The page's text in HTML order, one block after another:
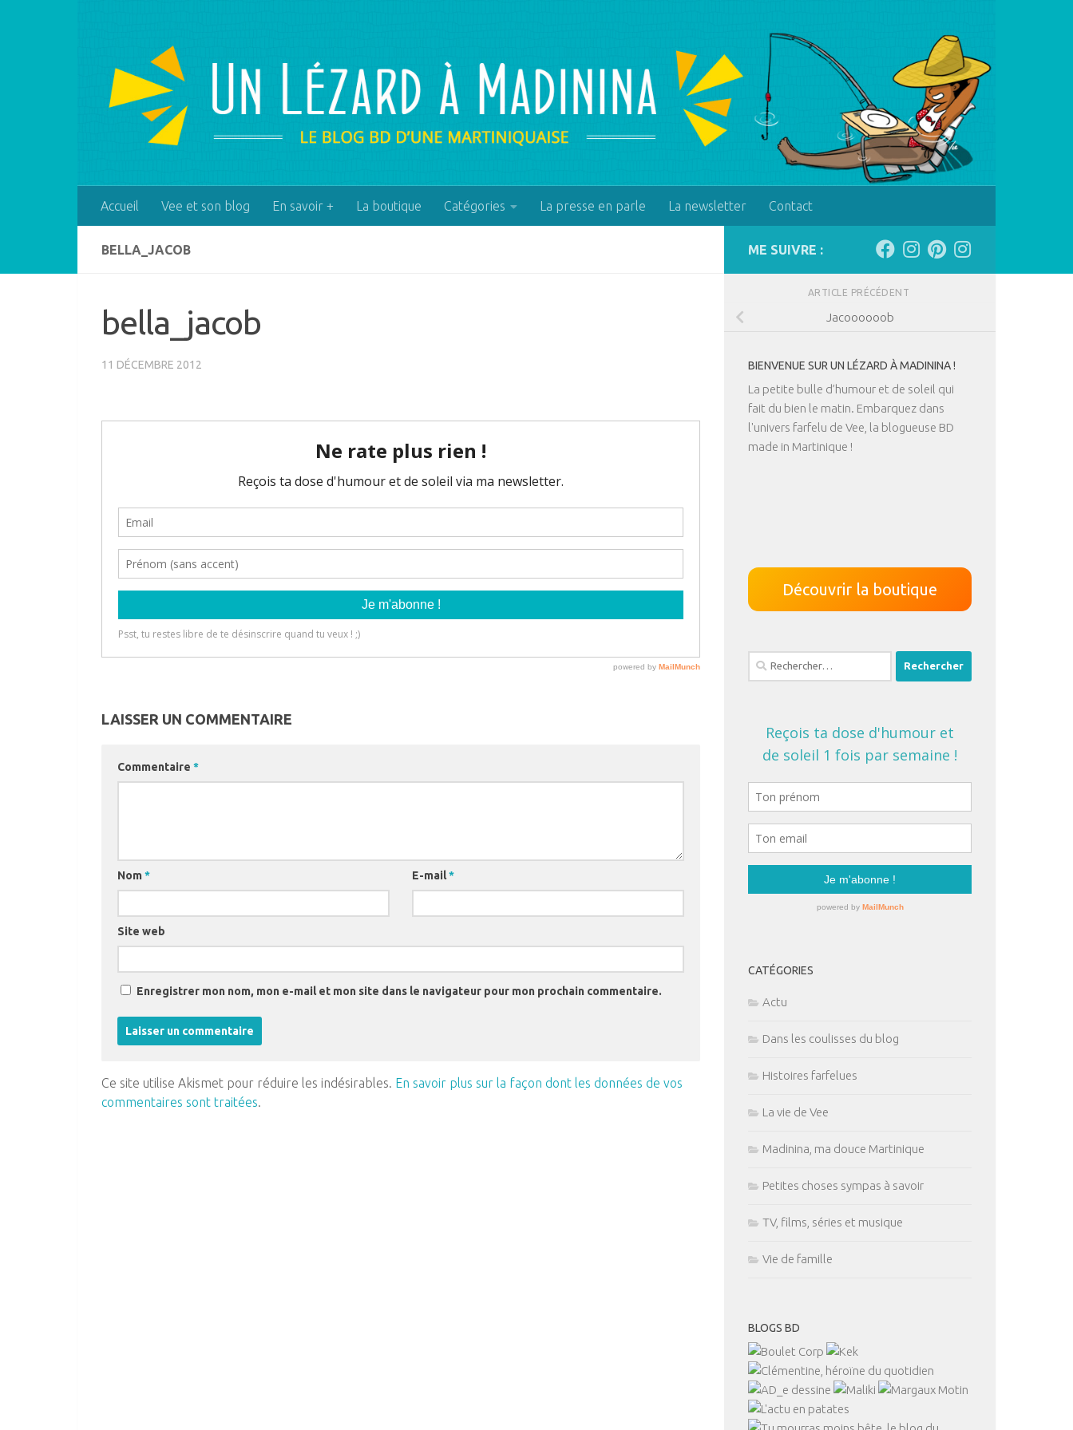
Accueil Vee et son blog En savoir + La boutique Catégories La presse en parle La newsletter Contact
BELLA_JACOB
bella_jacob
11 DÉCEMBRE 2012
LAISSER UN COMMENTAIRE
Commentaire *
Nom * E-mail*
Site web
Enregistrer mon nom, mon e-mail et mon site dans le navigateur pour mon prochain commentaire.
Ce site utilise Akismet pour réduire les indésirables. En savoir plus sur la façon dont les données de vos
commentaires sont traitées.
ME SUIVRE :
ARTICLE PRÉCÉDENT
Jacoooooob
BIENVENUE SUR UN LÉZARD À MADININA !
La petite bulle d’humour et de soleil qui
fait du bien le matin. Embarquez dans
l'univers farfelu de Vee, la blogueuse BD
made in Martinique !
Découvrir la boutique
Rechercher :
CATÉGORIES
Actu
Dans les coulisses du blog
Histoires farfelues
La vie de Vee
Madinina, ma douce Martinique
Petites choses sympas à savoir
TV, films, séries et musique
Vie de famille
BLOGS BD